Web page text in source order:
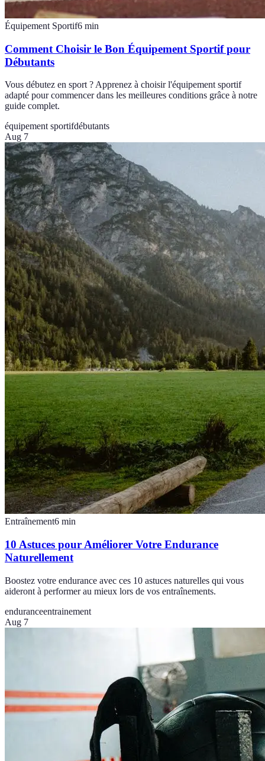
Équipement Sportif6 min
Comment Choisir le Bon Équipement Sportif pour
Débutants
Vous débutez en sport ? Apprenez à choisir l'équipement sportif
adapté pour commencer dans les meilleures conditions grâce à notre
guide complet.
équipement sportifdébutants
Aug 7
Entraînement6 min
10 Astuces pour Améliorer Votre Endurance
Naturellement
Boostez votre endurance avec ces 10 astuces naturelles qui vous
aideront à performer au mieux lors de vos entraînements.
enduranceentrainement
Aug 7